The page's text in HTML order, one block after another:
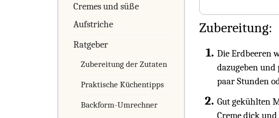
Cremes und süße
Aufstriche
Ratgeber
Zubereitung der Zutaten
Praktische Küchentipps
Backform-Umrechner
Zubereitung:
Die Erdbeeren
dazugeben
paar Stunden
Gut gekühlten
Creme dick